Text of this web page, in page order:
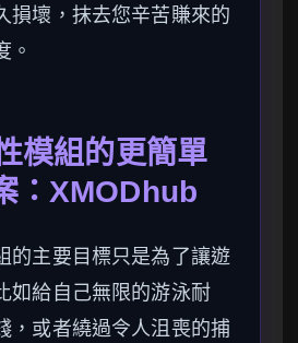
損壞，抹去您辛苦賺來的
。
模組的更簡單
：XMODhub
的主要目標只是為了讓遊
給自己無限的游泳耐
，或者繞過令人沮喪的捕